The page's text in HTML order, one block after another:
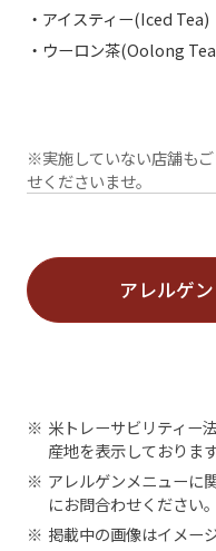
・アイスティー(Iced Tea)
・ウーロン茶(Oolong
※実施していない店舗も
せくださいませ。
アレルゲ
※ 米トレーサビリティー
産地を表示しております
※ アレルゲンメニューに
にお問合わせください。
※ 掲載中の画像はイメージ